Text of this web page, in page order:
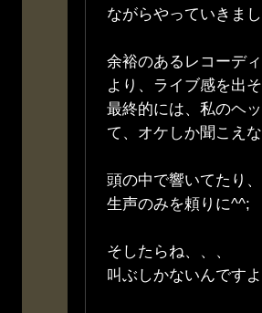
ながらやっていきまし
余裕のあるレコーデ
より、ライブ感を出
最終的には、私のヘ
て、オケしか聞こえ
頭の中で響いてたり
生声のみを頼りに^^;
そしたらね、、、
叫ぶしかないんですよ